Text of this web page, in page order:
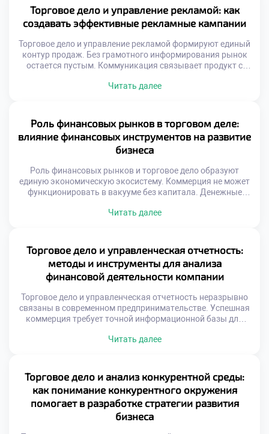
предприятия надежно. Риски делятся на финансовые
рыночные и операционные. Каждый тип требует
уникальных методов нейтрализации. Безопасность
торговли строится на […]
Торговое дело и управление рекламой: как
создавать эффективные рекламные кампании
Торговое дело и управление рекламой формируют единый
контур продаж. Без грамотного информирования рынок
остается пустым. Коммуникация связывает продукт с
стратегического распределения ресурсов. Хаотичные
показателями. Творчество подчиняется коммерческим
целям бизнеса. Эмоциональный резонанс усиливает
рациональные аргументы. Целостность образа важнее
отдельных креативов. Успех приходит […]
Читать далее
Роль финансовых рынков в торговом деле:
влияние финансовых инструментов на развитие
бизнеса
Роль финансовых рынков и торговое дело образуют
единую экономическую экосистему. Коммерция не может
функционировать в вакууме без капитала. Денежные
Финансовые инструменты служат кровеносной системой
расширять ассортимент и географию. Хеджирование
защищает маржу от внешних шоков. Понимание рынка
капитала отличает предпринимателя от […]
Читать далее
Торговое дело и управленческая отчетность:
методы и инструменты для анализа
финансовой деятельности компании
Торговое дело и управленческая отчетность неразрывно
связаны в современном предпринимательстве. Успешная
коммерция требует точной информационной базы для
место фактологическому подходу. Финансовые
развитие эффективно. Отчетность трансформирует хаос
операций в структурированную систему. Менеджеры
получают ясную картину происходящих процессов.
Цифры становятся языком общения […]
Читать далее
Торговое дело и анализ конкурентной среды:
как понимание конкурентного окружения
помогает в разработке стратегии развития
бизнеса